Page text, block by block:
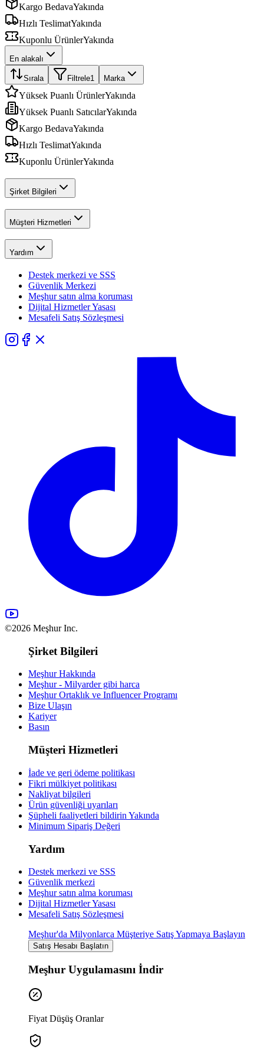
Kargo BedavaYakında
Hızlı TeslimatYakında
Kuponlu ÜrünlerYakında
En alakalı
Sırala Filtrele1 Marka
Yüksek Puanlı ÜrünlerYakında
Yüksek Puanlı SatıcılarYakında
Kargo BedavaYakında
Hızlı TeslimatYakında
Kuponlu ÜrünlerYakında
Şirket Bilgileri
Müşteri Hizmetleri
Yardım
Destek merkezi ve SSS
Güvenlik Merkezi
Meşhur satın alma koruması
Dijital Hizmetler Yasası
Mesafeli Satış Sözleşmesi
©2026 Meşhur Inc.
Şirket Bilgileri
Meşhur Hakkında
Meşhur - Milyarder gibi harca
Meşhur Ortaklık ve Influencer Programı
Bize Ulaşın
Kariyer
Basın
Müşteri Hizmetleri
İade ve geri ödeme politikası
Fikri mülkiyet politikası
Nakliyat bilgileri
Ürün güvenliği uyarıları
Şüpheli faaliyetleri bildirin Yakında
Minimum Sipariş Değeri
Yardım
Destek merkezi ve SSS
Güvenlik merkezi
Meşhur satın alma koruması
Dijital Hizmetler Yasası
Mesafeli Satış Sözleşmesi
Meşhur'da Milyonlarca Müşteriye Satış Yapmaya Başlayın
Satış Hesabı Başlatın
Meşhur Uygulamasını İndir
Fiyat Düşüş Oranlar